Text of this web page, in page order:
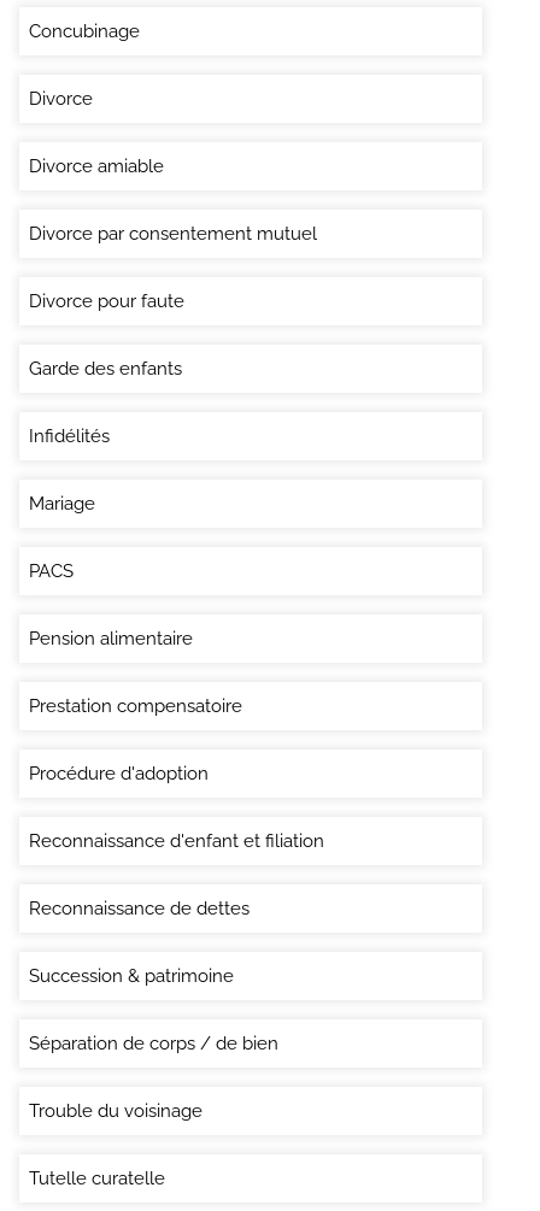
Concubinage
Divorce
Divorce amiable
Divorce par consentement mutuel
Divorce pour faute
Garde des enfants
Infidélités
Mariage
PACS
Pension alimentaire
Prestation compensatoire
Procédure d'adoption
Reconnaissance d'enfant et filiation
Reconnaissance de dettes
Succession & patrimoine
Séparation de corps / de bien
Trouble du voisinage
Tutelle curatelle